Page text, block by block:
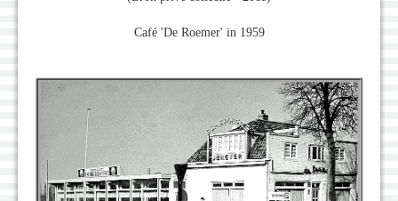
Café 'De Roemer' in 1959